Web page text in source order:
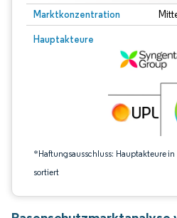
Marktkonzentration
Hauptakteure
*Haftungsausschluss: Hauptakteure
sortiert
Bild © Mordor Intelligence.